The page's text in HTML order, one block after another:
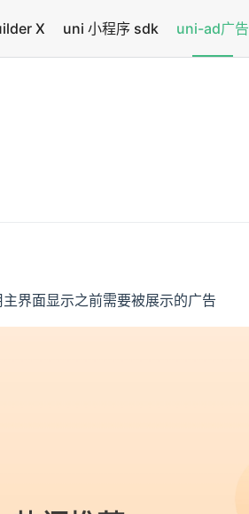
X uni 小程序 sdk uni-ad广告
界面显示之前需要被展示的广告